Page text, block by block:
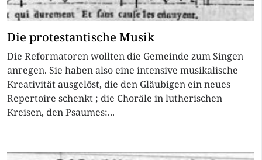
Die protestantische Musik
Die Reformatoren wollten die Gemeinde zum Singen
anregen. Sie haben also eine intensive musikalische
Kreativität ausgelöst, die den Gläubigen ein neues
Repertoire schenkt ; die Choräle in lutherischen
Kreisen, den Psaumes:...